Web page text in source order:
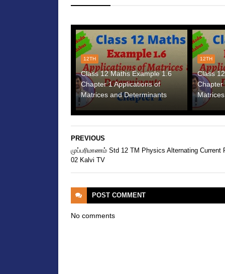
12TH
Class 12 Maths Example 1.6
Chapter 1 Applications of
Matrices and Determinants
12TH
Class
Chapter
PREVIOUS
முப்பரிமாணம் Std 12 TM Physics Alternating Current
02 Kalvi TV
POST COMMENT
No comments